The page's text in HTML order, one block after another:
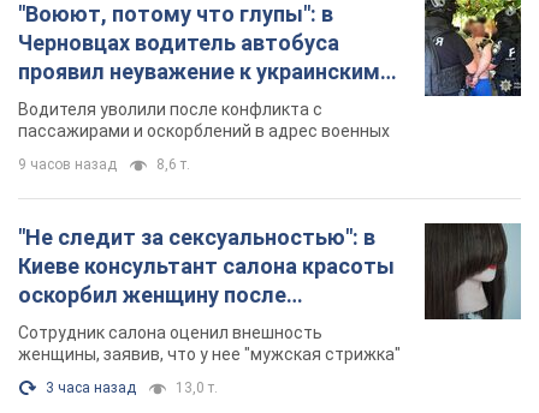
"Воюют, потому что глупы": в
Черновцах водитель автобуса
проявил неуважение к украинским
военным и поплатился за это.
Видео
Водителя уволили после конфликта с
пассажирами и оскорблений в адрес военных
9 часов назад 8,6 т.
"Не следит за сексуальностью": в
Киеве консультант салона красоты
оскорбил женщину после
химиотерапии, разгорелся скандал.
Фото
Сотрудник салона оценил внешность
женщины, заявив, что у нее "мужская стрижка"
3 часа назад 13,0 т.